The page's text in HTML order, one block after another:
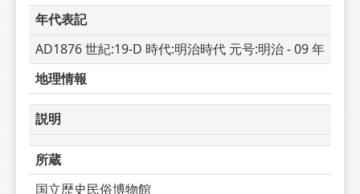
年代表記
AD1876 世紀:19-D 時代:明治時代 元号:明治 - 09 年
地理情報
説明
所蔵
国立歴史民俗博物館